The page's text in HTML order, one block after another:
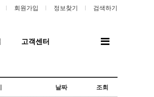
회원가입 정보찾기 검색하기
고객센터
전
날짜 조회